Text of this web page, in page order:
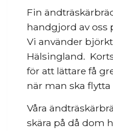
Fin
handgjord av oss
Vi använder
Hälsingland.
för att lättare få
när man ska flytta
Våra
skära på då dom